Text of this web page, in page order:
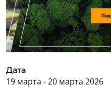
Дата
19 марта - 20 марта 2026